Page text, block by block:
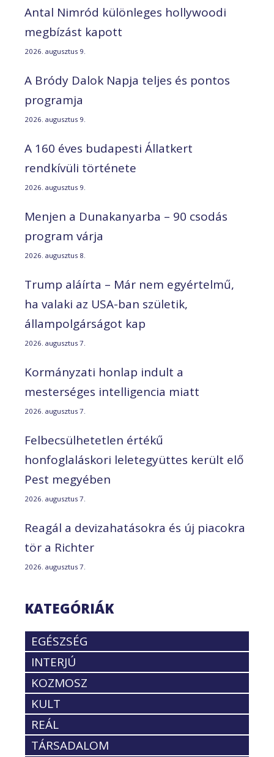
Antal Nimród különleges hollywoodi
megbízást kapott
2026. augusztus 9.
A Bródy Dalok Napja teljes és pontos
programja
2026. augusztus 9.
A 160 éves budapesti Állatkert
rendkívüli története
2026. augusztus 9.
Menjen a Dunakanyarba – 90 csodás
program várja
2026. augusztus 8.
Trump aláírta – Már nem egyértelmű,
ha valaki az USA-ban születik,
állampolgárságot kap
2026. augusztus 7.
Kormányzati honlap indult a
mesterséges intelligencia miatt
2026. augusztus 7.
Felbecsülhetetlen értékű
honfoglaláskori leletegyüttes került elő
Pest megyében
2026. augusztus 7.
Reagál a devizahatásokra és új piacokra
tör a Richter
2026. augusztus 7.
KATEGÓRIÁK
EGÉSZSÉG
INTERJÚ
KOZMOSZ
KULT
REÁL
TÁRSADALOM